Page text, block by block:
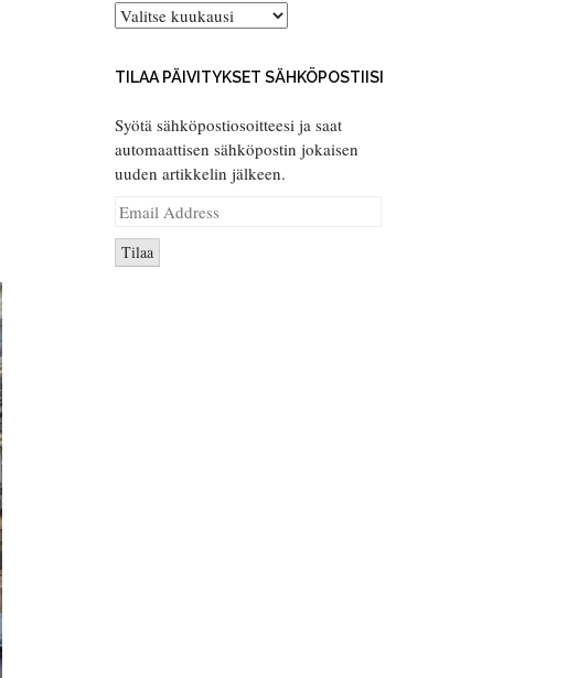
Arkistot
TILAA PÄIVITYKSET SÄHKÖPOSTIISI
Syötä sähköpostiosoitteesi ja saat
automaattisen sähköpostin jokaisen
uuden artikkelin jälkeen.
Email
Tilaa